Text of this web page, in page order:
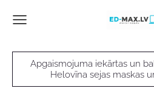
Apgaismojuma iekārtas un
Helovīna sejas maskas